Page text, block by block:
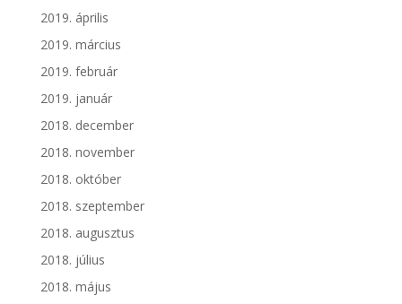
2019. április
2019. március
2019. február
2019. január
2018. december
2018. november
2018. október
2018. szeptember
2018. augusztus
2018. július
2018. május